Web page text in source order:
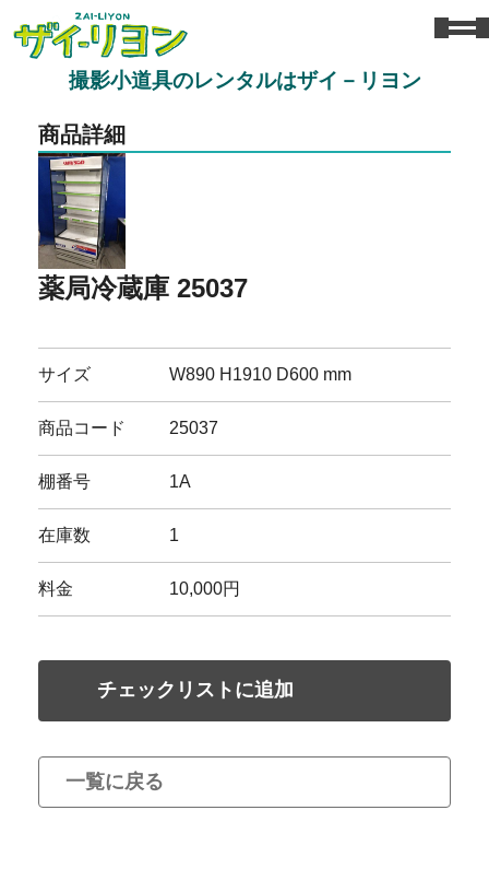
撮影小道具のレンタルはザイ－リヨン
商品詳細
薬局冷蔵庫 25037
サイズ W890 H1910 D600 mm
商品コード 25037
棚番号 1A
在庫数 1
料金 10,000円
チェックリストに追加
一覧に戻る